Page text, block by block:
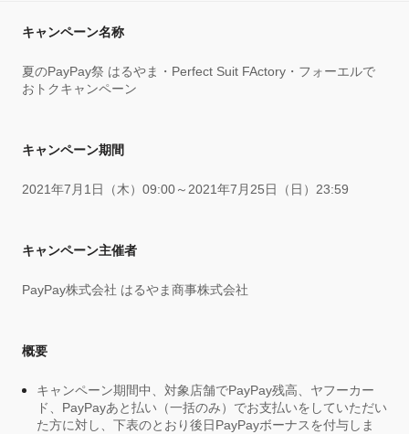
キャンペーン名称
夏のPayPay祭 はるやま・Perfect Suit FActory・フォーエルで
おトクキャンペーン
キャンペーン期間
2021年7月1日（木）09:00～2021年7月25日（日）23:59
キャンペーン主催者
PayPay株式会社 はるやま商事株式会社
概要
キャンペーン期間中、対象店舗でPayPay残高、ヤフーカー
ド、PayPayあと払い（一括のみ）でお支払いをしていただい
た方に対し、下表のとおり後日PayPayボーナスを付与しま